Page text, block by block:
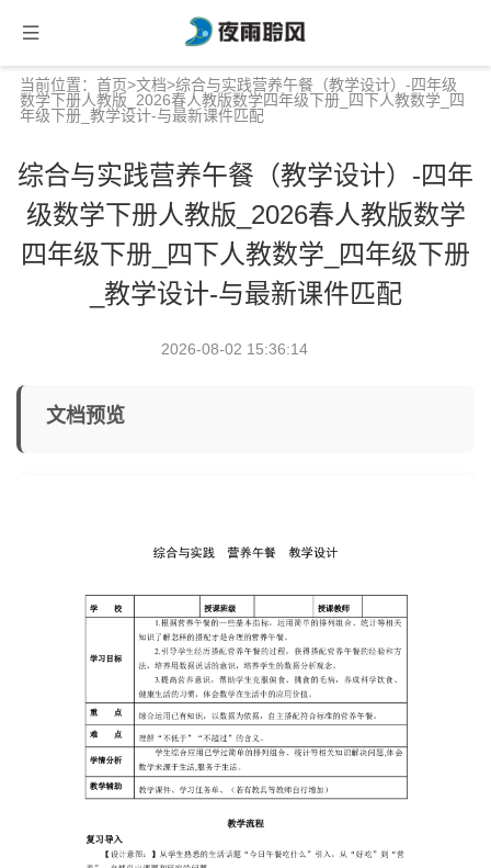
当前位置： 首页>文档>综合与实践营养午餐（教学设计）-四年级
数学下册人教版_2026春人教版数学四年级下册_四下人教数学_四
年级下册_教学设计-与最新课件匹配
综合与实践营养午餐（教学设计）-四年
级数学下册人教版_2026春人教版数学
四年级下册_四下人教数学_四年级下册
_教学设计-与最新课件匹配
2026-08-02 15:36:14
文档预览